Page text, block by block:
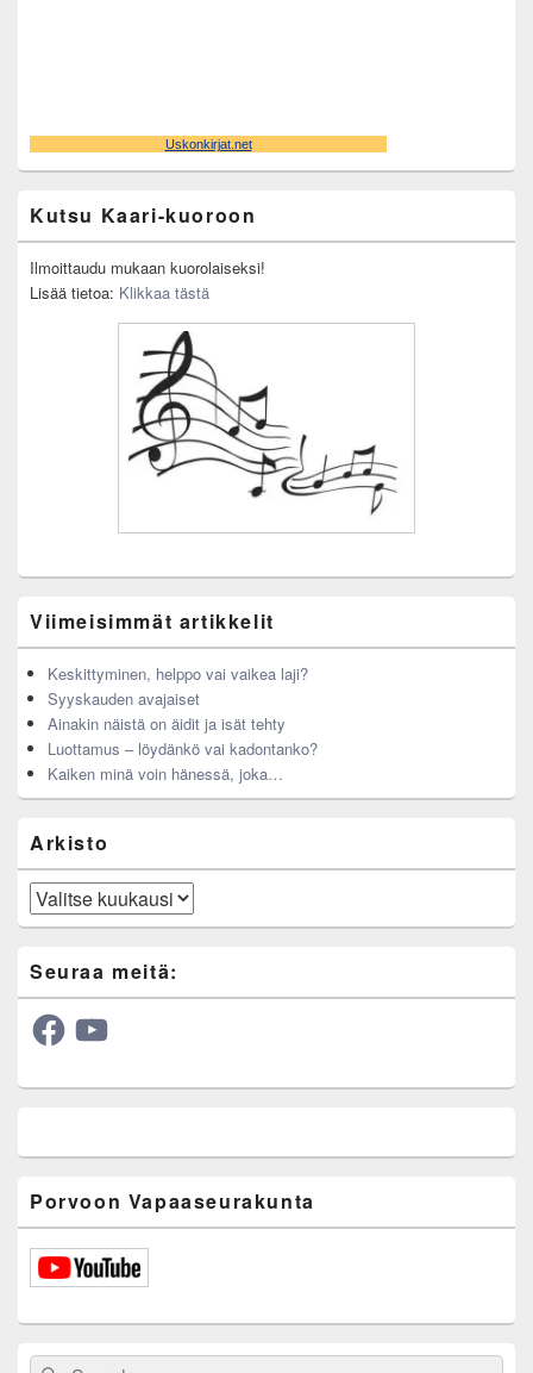
Kutsu Kaari-kuoroon
Ilmoittaudu mukaan kuorolaiseksi!
Lisää tietoa: Klikkaa tästä
Viimeisimmät artikkelit
Keskittyminen, helppo vai vaikea laji?
Syyskauden avajaiset
Ainakin näistä on äidit ja isät tehty
Luottamus – löydänkö vai kadontanko?
Kaiken minä voin hänessä, joka…
Arkisto
Arkisto
Seuraa meitä:
FacebookYouTube
Porvoon Vapaaseurakunta
Search